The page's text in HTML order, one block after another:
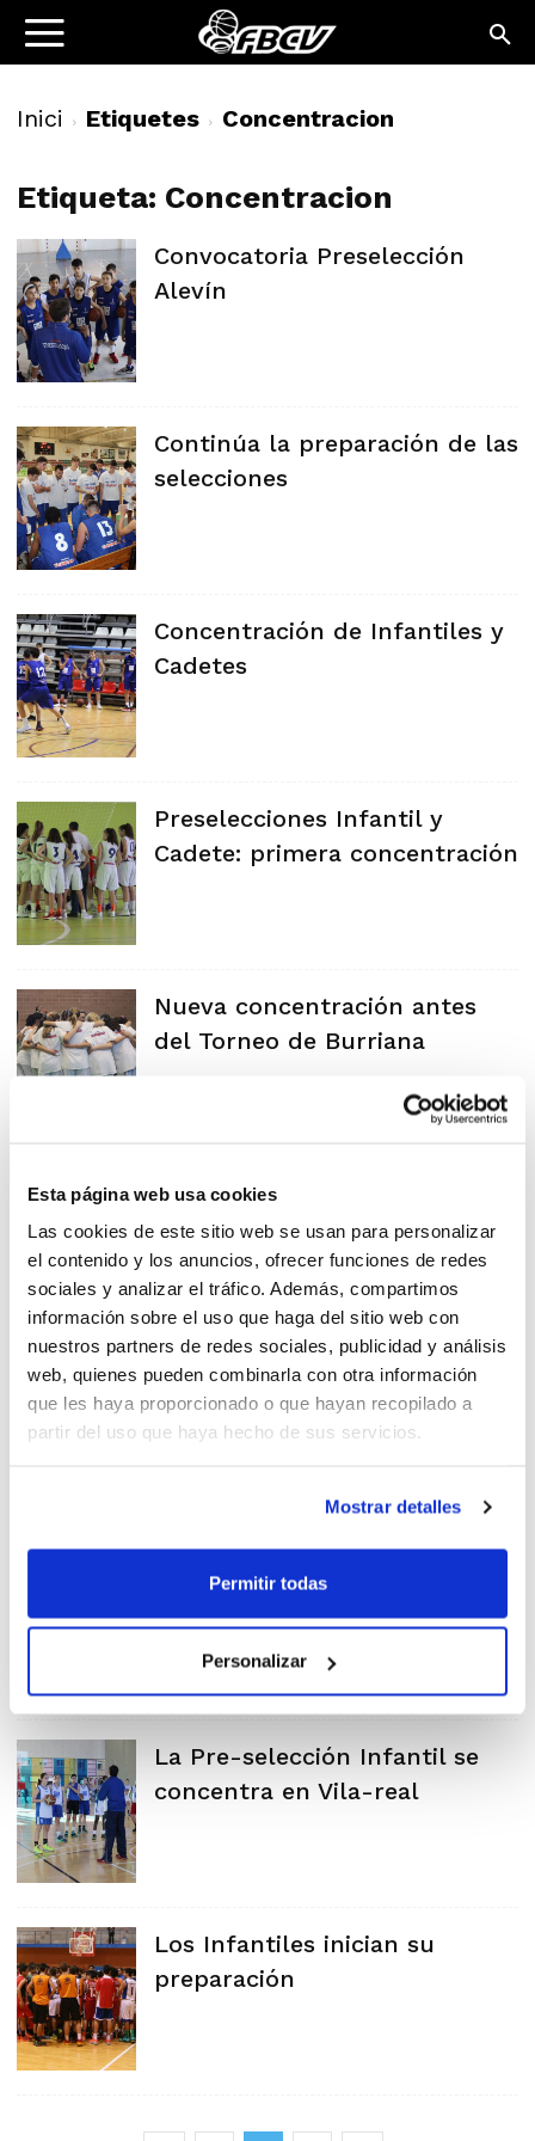
Esta página web usa cookies
Las cookies de este sitio web se usan para personalizar
el contenido y los anuncios, ofrecer funciones de redes
sociales y analizar el tráfico. Además, compartimos
información sobre el uso que haga del sitio web con
nuestros partners de redes sociales, publicidad y análisis
web, quienes pueden combinarla con otra información
que les haya proporcionado o que hayan recopilado a
partir del uso que haya hecho de sus servicios.
Mostrar detalles
Permitir todas
Personalizar
Inici Etiquetes Concentracion
Etiqueta: Concentracion
Convocatoria Preselección
Alevín
Continúa la preparación de las
selecciones
Concentración de Infantiles y
Cadetes
Preselecciones Infantil y
Cadete: primera concentración
Nueva concentración antes
del Torneo de Burriana
La Selección Alevín se
concentra en Castellón
Nueva concentración Mini
antes del Torneo
Vila-real marca el camino
La Pre-selección Infantil se
concentra en Vila-real
Los Infantiles inician su
preparación